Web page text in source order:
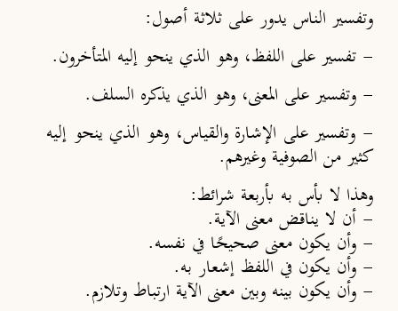
وتفسير الناس يدور على ثلاثة أصول:
- تفسير على اللفظ، وهو الذي ينحو إليه المتأخرون.
- وتفسير على المعنى، وهو الذي يذكره السلف.
- وتفسير على الإشارة والقياس، وهو الذي ينحو إليه
كثير من الصوفية وغيرهم.
وهذا لا بأس به بأربعة شرائط:
- أن لا يناقض معنى الآية.
- وأن يكون معنى صحيحا في نفسه.
- وأن يكون في اللفظ إشعار به.
- وأن يكون بينه وبين معنى الآية ارتباط وتلازم.